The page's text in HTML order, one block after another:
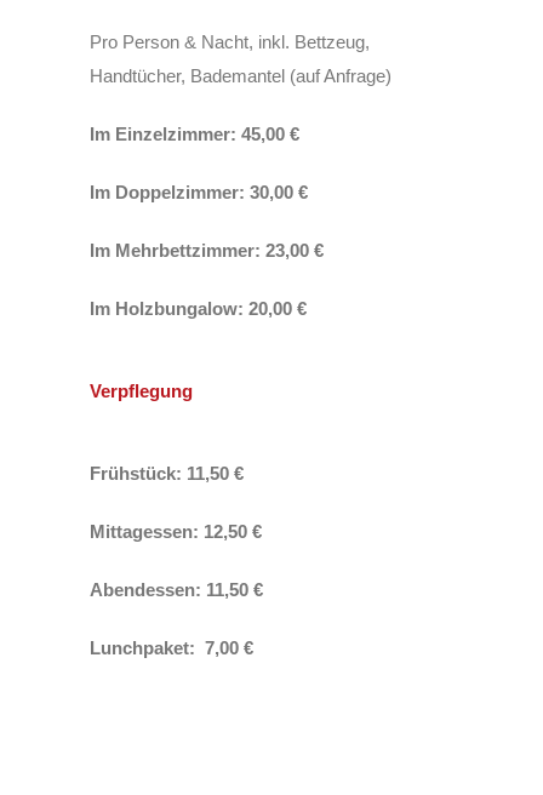
Pro Person & Nacht, inkl. Bettzeug,
Handtücher, Bademantel (auf Anfrage)
Im Einzelzimmer: 45,00 €
Im Doppelzimmer: 30,00 €
Im Mehrbettzimmer: 23,00 €
Im Holzbungalow: 20,00 €
Verpflegung
Frühstück: 11,50 €
Mittagessen: 12,50 €
Abendessen: 11,50 €
Lunchpaket: 7,00 €